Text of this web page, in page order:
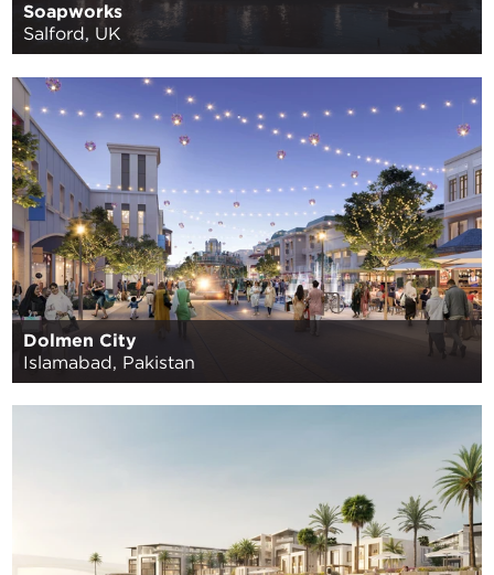
Soapworks
Salford, UK
Dolmen City
Islamabad, Pakistan